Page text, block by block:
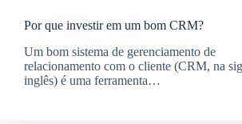
Por que investir em um bom CRM?
Um bom sistema de gerenciamento de
relacionamento com o cliente (CRM, na
inglês) é uma ferramenta…